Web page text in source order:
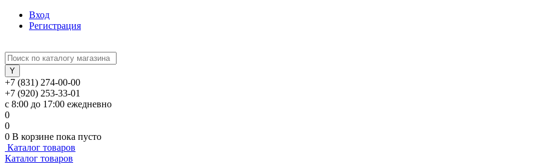
Вход
Регистрация
+7 (831) 274-00-00
+7 (920) 253-33-01
с 8:00 до 17:00 ежедневно
0
0
0 В корзине пока пусто
Каталог товаров
Каталог товаров